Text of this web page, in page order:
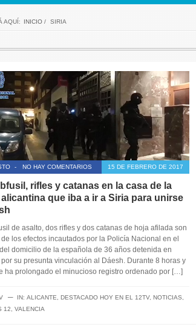
AQUÍ: INICIO/ SIRIA
- NO HAY COMENTARIOS 15 DE FEBRERO DE 2017
rifles y catanas en la casa de la
que iba a ir a Siria para unirse
de asalto, dos rifles y dos catanas de hoja afilada son
los efectos incautados por la Policía Nacional en el
domicilio de la española de 36 años detenida en
su presunta vinculación al Dáesh. Durante 8 horas y
ha prolongado el minucioso registro ordenado por […]
─ IN: ALICANTE DESTACADO HOY EN EL 12TV, NOTICIAS
12
VALENCIA